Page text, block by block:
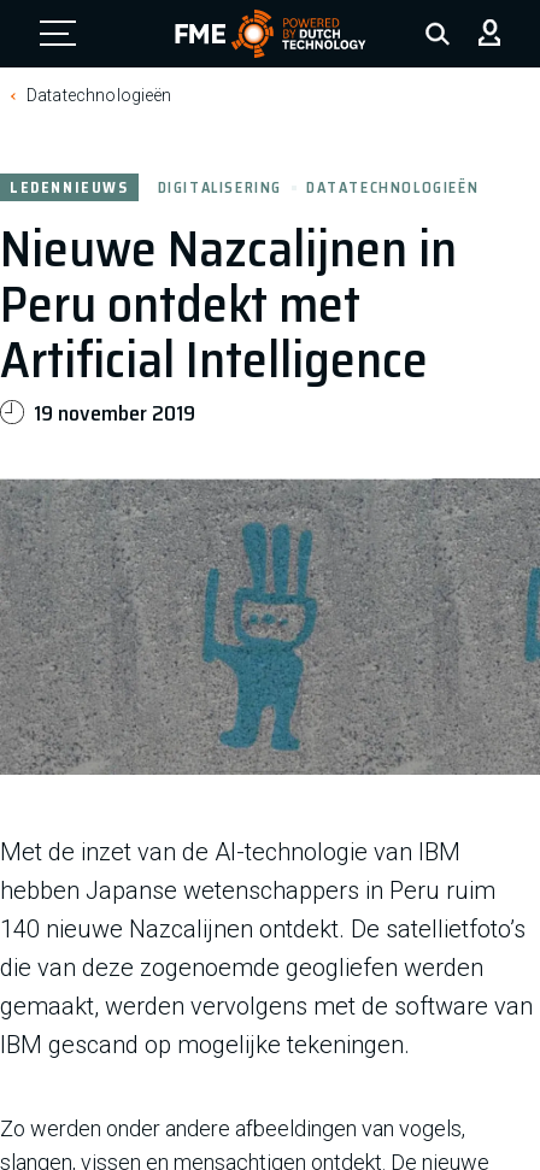
FME Logo, to the homepage
Datatechnologieën
Nieuwe Nazcalijnen in
Peru ontdekt met
Artificial Intelligence
LEDENNIEUWS DIGITALISERING DATATECHNOLOGIEËN
19 november 2019
Met de inzet van de AI-technologie van IBM
hebben Japanse wetenschappers in Peru ruim
140 nieuwe Nazcalijnen ontdekt. De satellietfoto’s
die van deze zogenoemde geogliefen werden
gemaakt, werden vervolgens met de software van
IBM gescand op mogelijke tekeningen.
Zo werden onder andere afbeeldingen van vogels,
slangen, vissen en mensachtigen ontdekt. De nieuwe